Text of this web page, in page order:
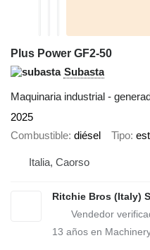
Plus Power GF2-50
Subasta
Maquinaria industrial -
2025
Combustible diésel Tipo
Italia, Caorso
Ritchie Bros (Italy)
13 años en